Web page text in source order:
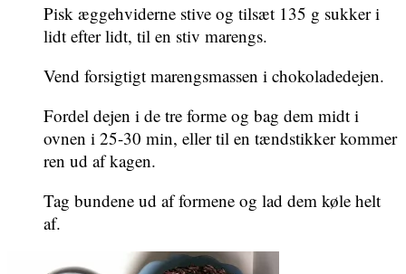
Pisk æggehviderne stive og tilsæt 135 g sukker i
lidt efter lidt, til en stiv marengs.
Vend forsigtigt marengsmassen i chokoladedejen.
Fordel dejen i de tre forme og bag dem midt i
ovnen i 25-30 min, eller til en tændstikker kommer
ren ud af kagen.
Tag bundene ud af formene og lad dem køle helt
af.